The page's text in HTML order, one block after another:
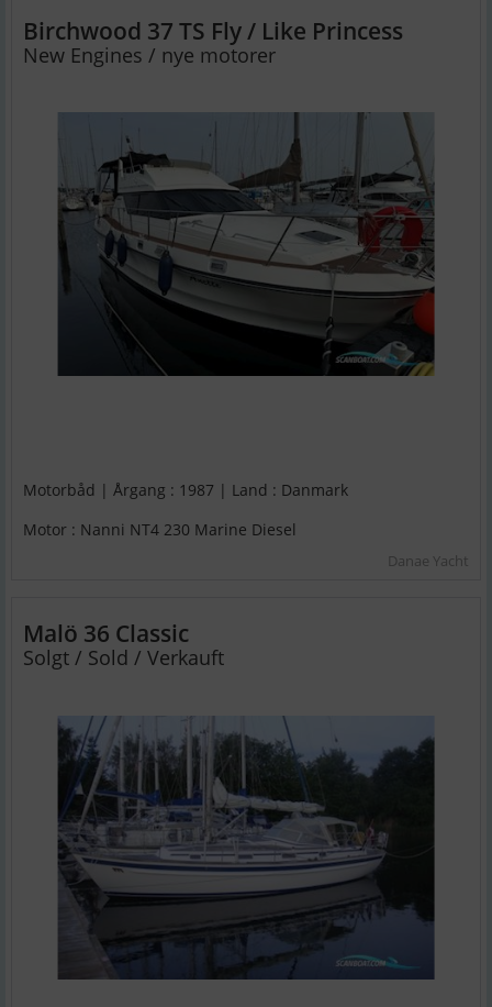
Birchwood 37 TS Fly / Like Princess
New Engines / nye motorer
Motorbåd | Årgang : 1987 | Land : Danmark
Motor : Nanni NT4 230 Marine Diesel
Danae Yacht
Malö 36 Classic
Solgt / Sold / Verkauft